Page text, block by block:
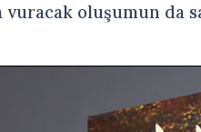
vuracak oluşumun da